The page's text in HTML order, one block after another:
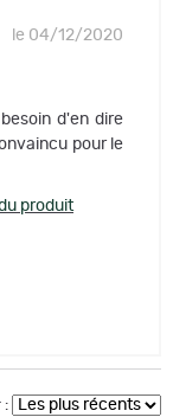
le 04/12/2020
d'en dire
pour le
produit
: